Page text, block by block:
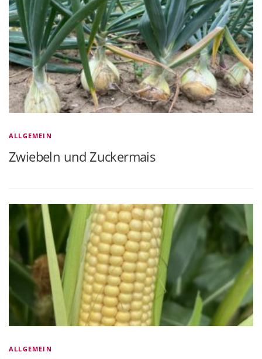
ALLGEMEIN
Zwiebeln und Zuckermais
ALLGEMEIN